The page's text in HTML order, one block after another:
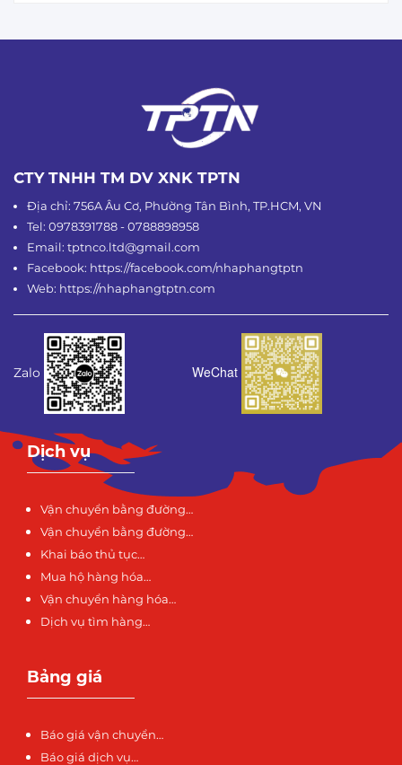
CTY TNHH TM DV XNK TPTN
Địa chỉ: 756A Âu Cơ, Phường Tân Bình, TP.HCM, VN
Tel: 0978391788 - 0788898958
Email: tptnco.ltd@gmail.com
Facebook: https://facebook.com/nhaphangtptn
Web: https://nhaphangtptn.com
Zalo WeChat
Dịch vụ
Vận chuyển bằng đường…
Vận chuyển bằng đường…
Khai báo thủ tục…
Mua hộ hàng hóa…
Vận chuyển hàng hóa…
Dịch vụ tìm hàng…
Bảng giá
Báo giá vận chuyển…
Báo giá dịch vụ…